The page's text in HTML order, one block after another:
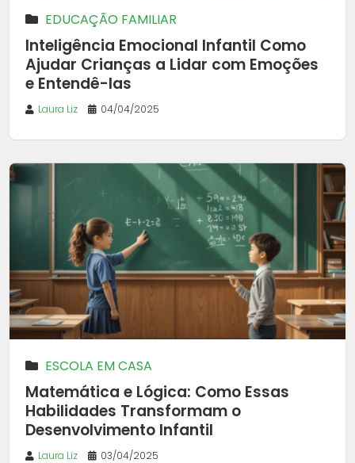
EDUCAÇÃO FAMILIAR
Inteligência Emocional Infantil Como
Ajudar Crianças a Lidar com Emoções
e Entendê-las
Laura Liz 04/04/2025
ESCOLA EM CASA
Matemática e Lógica: Como Essas
Habilidades Transformam o
Desenvolvimento Infantil
Laura Liz 03/04/2025